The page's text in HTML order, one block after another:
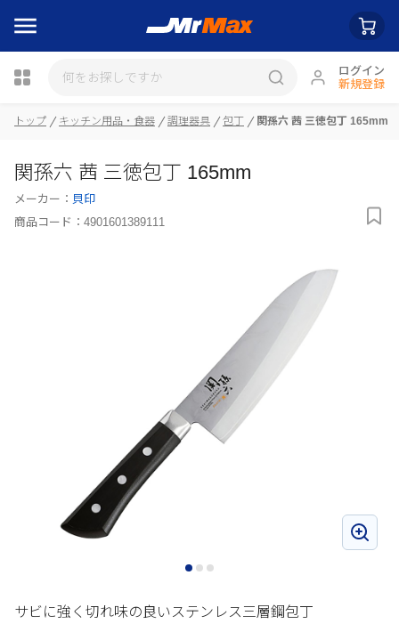
ログイン
新規登録
瓶詰
トップ キッチン用品・食器 調理器具 包丁 関孫六 茜 三徳包丁 165mm
関孫六 茜 三徳包丁 165mm
メーカー： 貝印
商品コード： 4901601389111
サビに強く切れ味の良いステンレス三層鋼包丁